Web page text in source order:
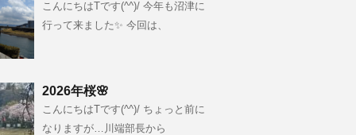
こんにちはTです(^^)/ 今年も沼津に
行って来ました✨ 今回は、
2026年桜🌸
こんにちはTです(^^)/ ちょっと前に
なりますが…川端部長から